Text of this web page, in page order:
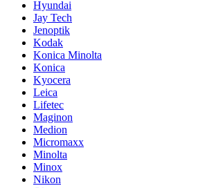
Hyundai
Jay Tech
Jenoptik
Kodak
Konica Minolta
Konica
Kyocera
Leica
Lifetec
Maginon
Medion
Micromaxx
Minolta
Minox
Nikon